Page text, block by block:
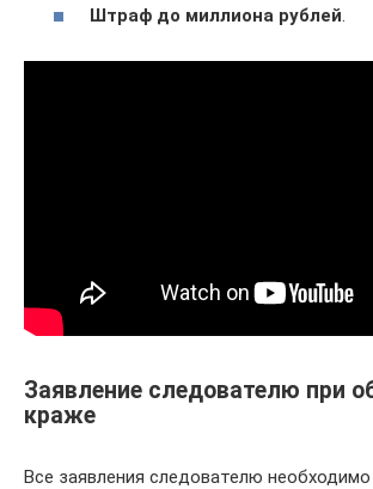
Штраф до миллиона рублей.
Заявление следователю при
краже
Все заявления следователю